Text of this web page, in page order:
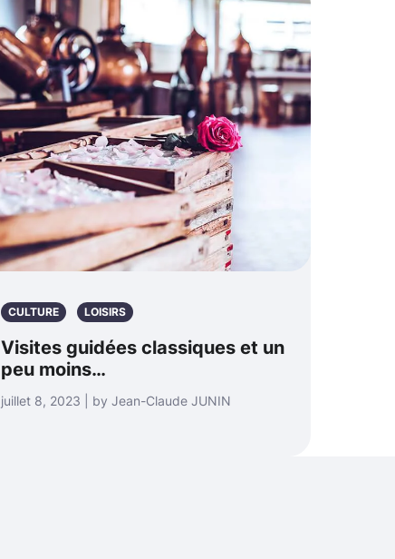
CULTURE LOISIRS
Visites guidées classiques et un
peu moins…
juillet 8, 2023 | by Jean-Claude JUNIN